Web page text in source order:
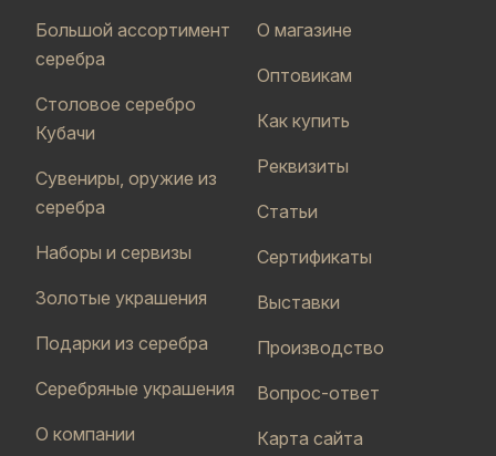
Большой ассортимент
серебра
Столовое серебро
Кубачи
Сувениры, оружие из
серебра
Наборы и сервизы
Золотые украшения
Подарки из серебра
Серебряные украшения
О компании
О магазине
Оптовикам
Как купить
Реквизиты
Статьи
Сертификаты
Выставки
Производство
Вопрос-ответ
Карта сайта